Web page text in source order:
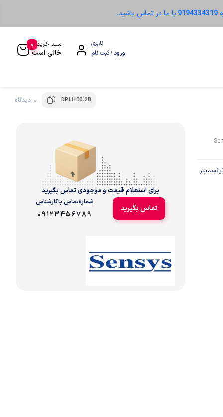
9194334319 با ما در تماس باشید.
کاربری
ورود / ثبت نام
سبد خرید
خالی است
0
DPLH00.2B 0 دیدگاه
ترانسمیتر
برای استعلام قیمت و موجودی تماس بگیرید
تماس بگیرید
شماره‌تماس‌ با‌کارشناس
09123456789